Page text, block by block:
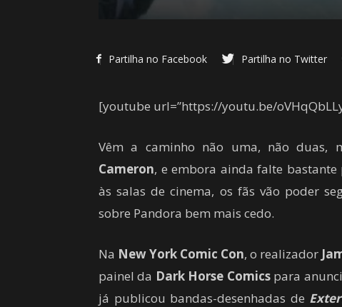
Partilha no Facebook Partilha no Twitter
[youtube url=”https://youtu.be/
Vêm a caminho não uma, não duas,
Cameron, e embora ainda falte
às salas de cinema, os fãs vão poder
sobre Pandora bem mais cedo.
Na New York Comic Con, o realizador
painel da Dark Horse Comicspara
já publicou bandas-desenhadas de